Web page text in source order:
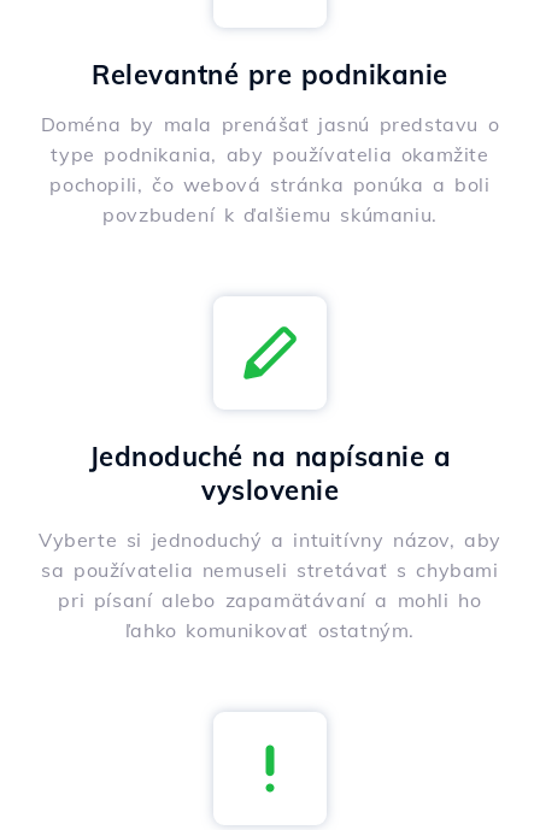
Relevantné pre podnikanie
Doména by mala prenášať jasnú predstavu o
type podnikania, aby používatelia okamžite
pochopili, čo webová stránka ponúka a boli
povzbudení k ďalšiemu skúmaniu.
Jednoduché na napísanie a
vyslovenie
Vyberte si jednoduchý a intuitívny názov, aby
sa používatelia nemuseli stretávať s chybami
pri písaní alebo zapamätávaní a mohli ho
ľahko komunikovať ostatným.